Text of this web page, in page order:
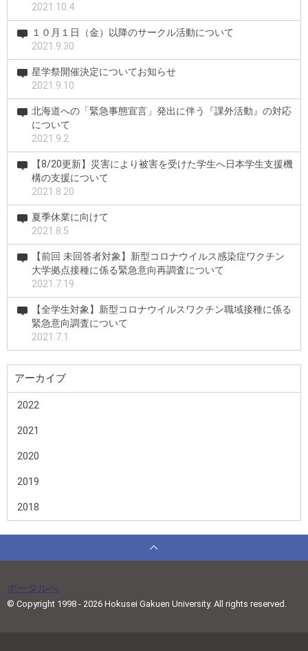
2021.10.4
１０月１日（金）以降のサークル活動について
2021.9.30
星学祭開催決定についてお知らせ
2021.9.10
北海道への「緊急事態宣言」発出に伴う『課外活動』の対応
について
2021.9.2
【8/20更新】災害により被害を受けた学生へ日本学生支援機
構の支援について
2021.8.20
夏季休業に向けて
2021.8.5
【前回 未回答者対象】新型コロナウイルス感染症ワクチン
大学拠点接種に係る緊急意向再調査について
2021.7.19
【全学生対象】新型コロナウイルスワクチン職域接種に係る
緊急意向調査について
2021.7.1
アーカイブ
2022
2021
2020
2019
2018
ポータルへ
© Copyright 1998 - 2026 Hokusei Gakuen University. All rights reserved.